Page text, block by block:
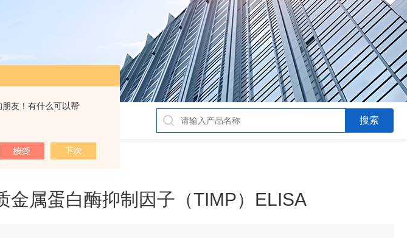
友！有什么可以帮
）ELISA
金属蛋白酶抑制因子（TIMP）ELISA